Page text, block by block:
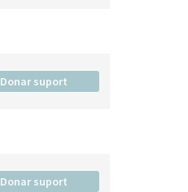
Donar suport
Donar suport